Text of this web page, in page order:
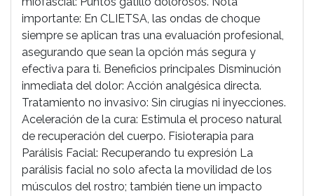
importante: En CLIETSA, las ondas de choque
siempre se aplican tras una evaluación profesional,
asegurando que sean la opción más segura y
efectiva para ti. Beneficios principales Disminución
inmediata del dolor: Acción analgésica directa.
Tratamiento no invasivo: Sin cirugías ni inyecciones.
Aceleración de la cura: Estimula el proceso natural
de recuperación del cuerpo. Fisioterapia para
Parálisis Facial: Recuperando tu expresión La
parálisis facial no solo afecta la movilidad de los
músculos del rostro; también tiene un impacto